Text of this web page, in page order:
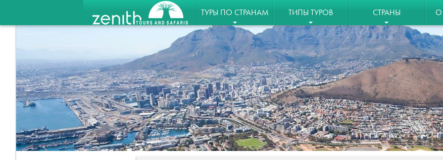
ТУРЫ ПО СТРАНАМ ТИПЫ ТУРОВ СТРАНЫ О